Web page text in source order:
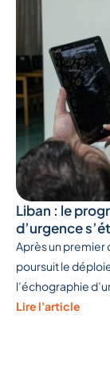
Liban : le
d’urgence
Après un premier
poursuit le
l’échographie
Lire l'article